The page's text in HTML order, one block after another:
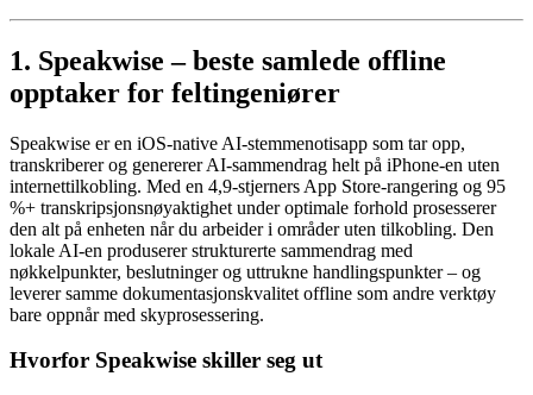
1. Speakwise – beste samlede offline
opptaker for feltingeniører
Speakwise er en iOS-native AI-stemmenotisapp som tar opp,
transkriberer og genererer AI-sammendrag helt på iPhone-en uten
internettilkobling. Med en 4,9-stjerners App Store-rangering og 95
%+ transkripsjonsnøyaktighet under optimale forhold prosesserer
den alt på enheten når du arbeider i områder uten tilkobling. Den
lokale AI-en produserer strukturerte sammendrag med
nøkkelpunkter, beslutninger og uttrukne handlingspunkter – og
leverer samme dokumentasjonskvalitet offline som andre verktøy
bare oppnår med skyprosessering.
Hvorfor Speakwise skiller seg ut